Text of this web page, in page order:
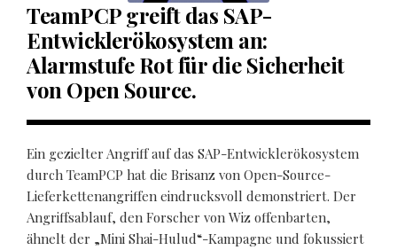
TeamPCP greift das SAP-
Entwicklerökosystem an:
Alarmstufe Rot für die Sicherheit
von Open Source.
Ein gezielter Angriff auf das SAP-Entwicklerökosystem
durch TeamPCP hat die Brisanz von Open-Source-
Lieferkettenangriffen eindrucksvoll demonstriert. Der
Angriffsablauf, den Forscher von Wiz offenbarten,
ähnelt der „Mini Shai-Hulud“-Kampagne und fokussiert